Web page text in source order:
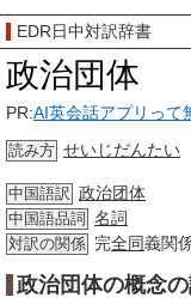
EDR日中対訳辞書
政治団体
PR:AI英会話アプリって
読み方 せいじだんたい
中国語訳 政治团体
中国語品詞 名詞
対訳の関係 完全同義関
政治団体の概念の